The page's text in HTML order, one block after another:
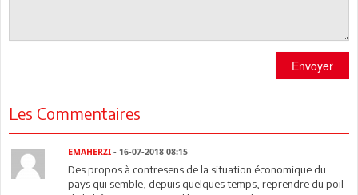
Envoyer
Les Commentaires
EMAHERZI - 16-07-2018 08:15
Des propos à contresens de la situation économique du
pays qui semble, depuis quelques temps, reprendre du poil